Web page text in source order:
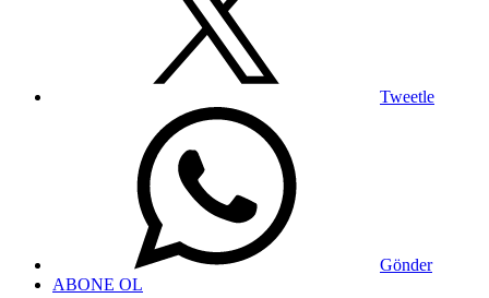
Tweetle
Gönder
ABONE OL